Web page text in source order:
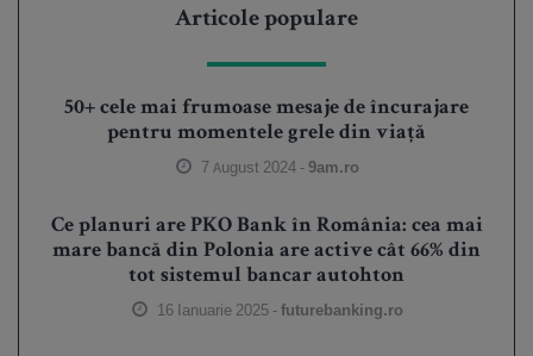
Articole populare
50+ cele mai frumoase mesaje de încurajare
pentru momentele grele din viață
7 August 2024 -9am.ro
Ce planuri are PKO Bank în România: cea mai
mare bancă din Polonia are active cât 66% din
tot sistemul bancar autohton
16 Ianuarie 2025 -futurebanking.ro